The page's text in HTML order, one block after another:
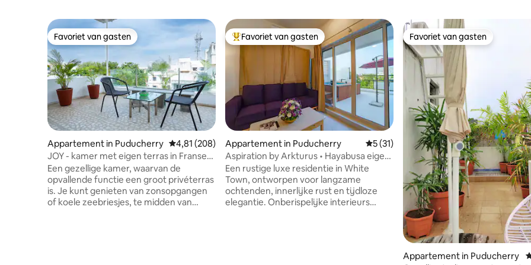
Favoriet van gasten
Favoriet van gasten
Appartement in Puducherry Gemiddelde beoordeling van 4,81 uit 5, 208 recensies
4,81 (208)
JOY - kamer met eigen terras in Franse
stad
Een gezellige kamer, waarvan de
opvallende functie een groot privéterras
is. Je kunt genieten van zonsopgangen
of koele zeebriesjes, te midden van
Topfavoriet van gasten
Favoriet van gasten
Appartement in Puducherry Gemiddelde beoordeling van 5 uit 5, 31
5 (31)
Aspiration by Arkturus • Hayabusa eigen
jacuzzi
Een rustige luxe residentie in White
Town, ontworpen voor langzame
ochtenden, innerlijke rust en tijdloze
elegantie. Onberispelijke interieurs
Favoriet van gasten
Favoriet van gasten
Appartement in Puducherry